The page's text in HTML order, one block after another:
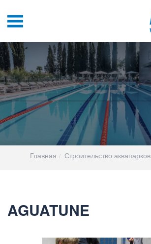
Главная Строительство аквапарков
AGUATUNE